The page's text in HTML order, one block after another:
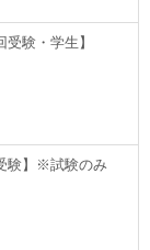
験・学生】
験】※試験のみ